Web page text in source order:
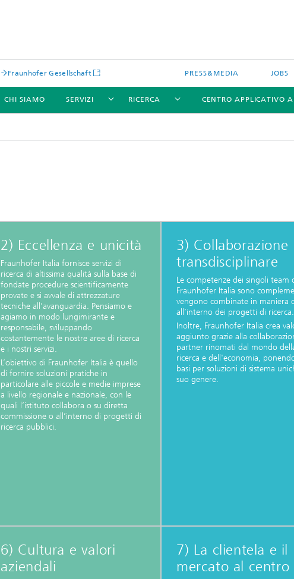
Fraunhofer Gesellschaft PRESS&MEDIA JOBS
CHI SIAMO SERVIZI RICERCA CENTRO APPLICATIVO
2) Eccellenza e unicità
Fraunhofer Italia fornisce servizi di
ricerca di altissima qualità sulla base di
fondate procedure scientificamente
provate e si avvale di attrezzature
tecniche all’avanguardia. Pensiamo e
agiamo in modo lungimirante e
responsabile, sviluppando
costantemente le nostre aree di ricerca
e i nostri servizi.
L’obiettivo di Fraunhofer Italia è quello
di fornire soluzioni pratiche in
particolare alle piccole e medie imprese
a livello regionale e nazionale, con le
quali l’istituto collabora o su diretta
commissione o all’interno di progetti di
ricerca pubblici.
3) Collaborazione
transdisciplinare
Le competenze dei singoli team
Fraunhofer Italia sono
vengono combinate in maniera
all’interno dei progetti di ricerca.
Inoltre, Fraunhofer Italia crea
aggiunto grazie alla
partner rinomati dal mondo
ricerca e dell'economia,
basi per soluzioni di sistema
suo genere.
6) Cultura e valori
aziendali
7) La clientela e il
mercato al centro